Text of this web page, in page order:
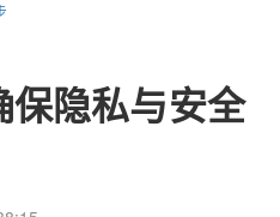
隐私与安全